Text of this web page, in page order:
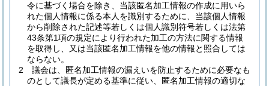
令に基づく場合を除き、当該匿名加工情報の作成に用いら
れた個人情報に係る本人を識別するために、当該個人情報
から削除された記述等若しくは個人識別符号若しくは法第
43条第1項の規定により行われた加工の方法に関する情報
を取得し、又は当該匿名加工情報を他の情報と照合しては
ならない。
2
議会は、匿名加工情報の漏えいを防止するために必要なも
のとして議長が定める基準に従い、匿名加工情報の適切な